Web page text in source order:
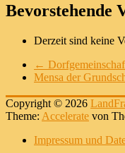
Bevorstehende
Derzeit sind keine
←
Mensa der
Copyright © 2026
Theme: Accelerate von
Impressum und